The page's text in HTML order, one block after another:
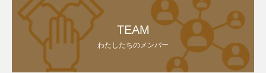
TEAM
わたしたちのメンバー